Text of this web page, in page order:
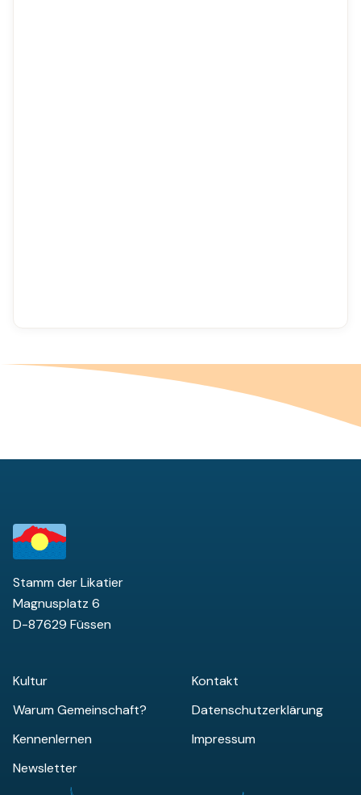
Stamm der Likatier
Magnusplatz 6
D-87629 Füssen
Kultur
Warum Gemeinschaft?
Kennenlernen
Newsletter
Kontakt
Datenschutzerklärung
Impressum